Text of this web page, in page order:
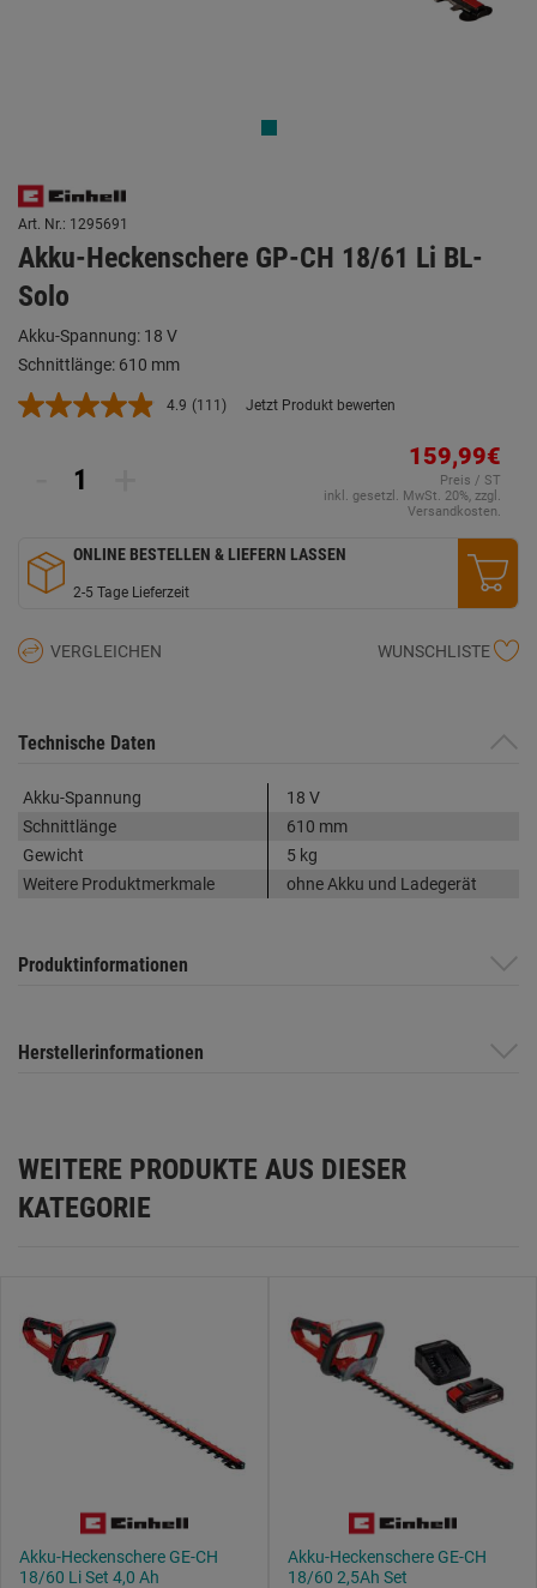
Art. Nr.: 1295691
Akku-Heckenschere GP-CH 18/61 Li BL-
Solo
Akku-Spannung: 18 V
Schnittlänge: 610 mm
4.9 111
(111) Jetzt Produkt bewerten
159,99€
Preis / ST
inkl. gesetzl. MwSt. 20%, zzgl.
Versandkosten.
ONLINE BESTELLEN & LIEFERN LASSEN
2-5 Tage Lieferzeit
VERGLEICHEN WUNSCHLISTE
Technische Daten
Akku-Spannung
18 V
Schnittlänge
610 mm
Gewicht
5 kg
Weitere Produktmerkmale
ohne Akku und Ladegerät
Produktinformationen
Herstellerinformationen
WEITERE PRODUKTE AUS DIESER
KATEGORIE
Akku-Heckenschere GE-CH
18/60 Li Set 4,0 Ah
Akku-Heckenschere GE-CH
18/60 2,5Ah Set